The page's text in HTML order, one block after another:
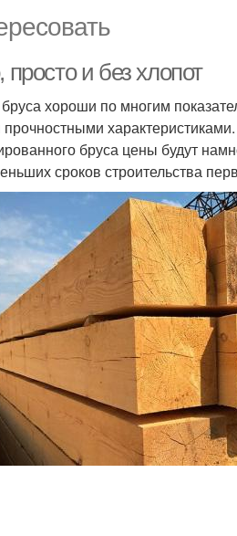
и без хлопот
хороши по многим
бруса цены будут
сроков строительства